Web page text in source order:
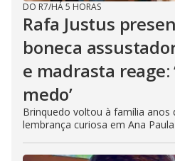
DO R7/HÁ 5 HORAS
Rafa Justus
boneca
e madrasta reage:
medo’
Brinquedo voltou à família anos
lembrança curiosa em Ana